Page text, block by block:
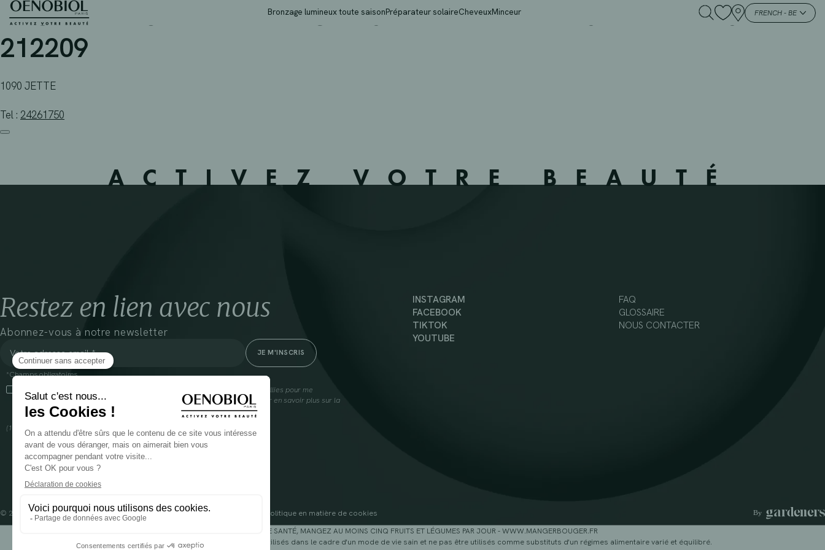
Skip
Bronzage lumineux toute saisonPréparateur solaireCheveuxMinceur FRENCH - BE
APOTHEEK GDK PHARMACY – JETTE – 212209 – JETTE – 2 – JETTE –
212209
1090 JETTE
Tel : 24261750
ACTIVEZ VOTRE BEAUTÉ
Restez en lien avec nous
Abonnez-vous à notre newsletter
*Champs obligatoires
En cliquant sur cette case, j’accepte que Cooper(1) traite les données recueillies pour me
communiquer des informations commerciales sur ses produits et offres. Pour en savoir plus sur la
gestion de vos données et vos droits, rendez-vousici
(1) Coopération pharmaceutique Française, RCS Melun 399 227 636
INSTAGRAM
FACEBOOK
TIKTOK
YOUTUBE
FAQ
GLOSSAIRE
NOUS CONTACTER
© 2024 OENOBIOL PARISMentions légalesConditions Générales d’Utilisation
Politique en matière de cookies
POUR VOTRE SANTÉ, MANGEZ AU MOINS CINQ FRUITS ET LÉGUMES PAR JOUR - WWW.MANGERBOUGER.FR
Les complément alimentaires doivent être utilisés dans le cadre d'un mode de vie sain et ne pas être utilisés comme substituts d'un régimes alimentaire varié et équilibré.